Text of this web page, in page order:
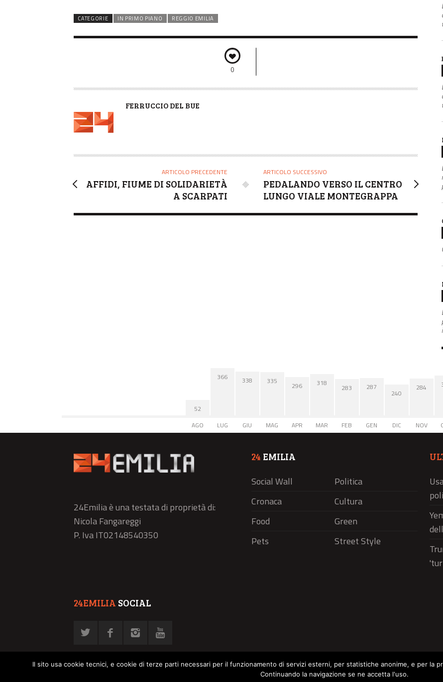
CATEGORIE IN PRIMO PIANO REGGIO EMILIA
0
A
R
FERRUCCIO DEL BUE
ARTICOLO PRECEDENTE
AFFIDI, FIUME DI SOLIDARIETÀ
A SCARPATI
ARTICOLO SUCCESSIVO
PEDALANDO VERSO IL CENTRO
LUNGO VIALE MONTEGRAPPA
52
AGO
366
LUG
338
GIU
335
MAG
296
APR
318
MAR
283
FEB
287
GEN
240
DIC
284
NOV
24Emilia è una testata di proprietà di:
Nicola Fangareggi
P. Iva IT02148540350
24 EMILIA
Social Wall
Politica
Cronaca
Cultura
Food
Green
Pets
Street Style
24EMILIA SOCIAL
Il sito usa cookie tecnici, e cookie di terze parti necessari per il funzionamento di servizi esterni, per statistiche anonime, e per la
Continuando la navigazione se ne accetta l'uso.